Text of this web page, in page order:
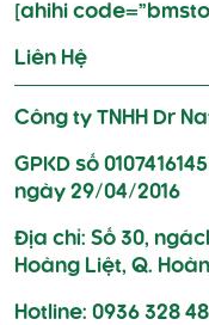
[ahihi
Liên Hệ
Công ty TNHH Dr
GPKD số
ngày 29/04/2016
Địa chỉ: Số 30,
Hoàng Liệt, Q.
Hotline: 0936 328